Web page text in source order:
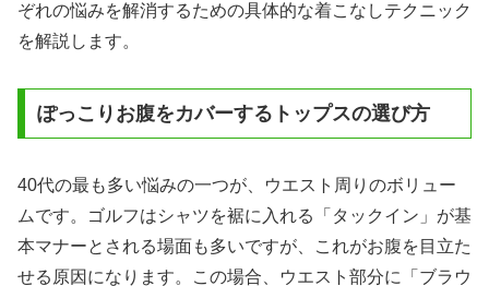
ぞれの悩みを解消するための具体的な着こなしテクニック
を解説します。
ぽっこりお腹をカバーするトップスの選び方
40代の最も多い悩みの一つが、ウエスト周りのボリュー
ムです。ゴルフはシャツを裾に入れる「タックイン」が基
本マナーとされる場面も多いですが、これがお腹を目立た
せる原因になります。この場合、ウエスト部分に「ブラウ